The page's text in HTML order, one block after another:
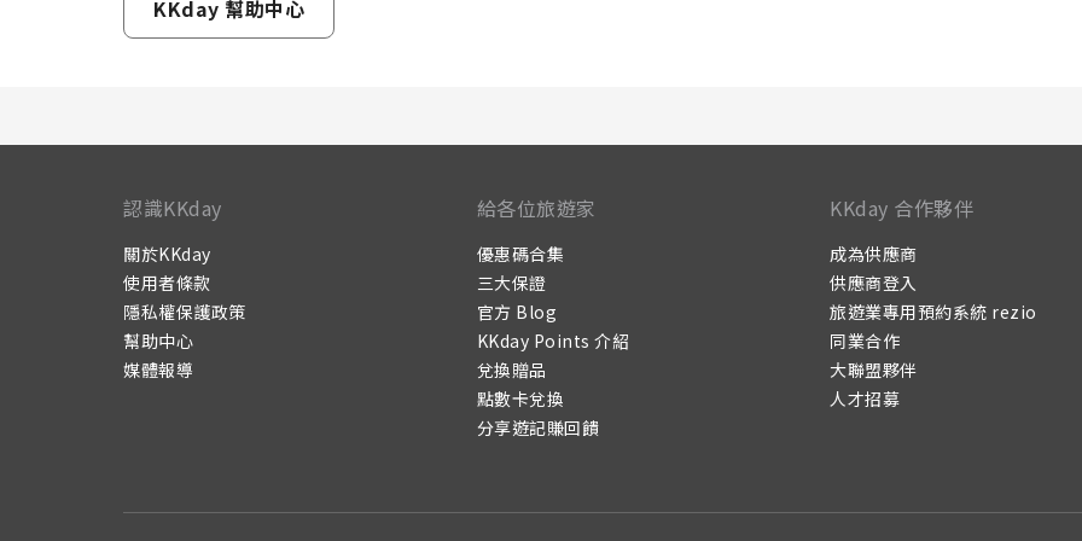
KKday 幫助中心
認識KKday
關於KKday
使用者條款
隱私權保護政策
幫助中心
媒體報導
給各位旅遊家
優惠碼合集
三大保證
官方 Blog
KKday Points 介紹
兌換贈品
點數卡兌換
分享遊記賺回饋
KKday 合作夥伴
成為供應商
供應商登入
旅遊業專用預約系統 rezio
同業合作
大聯盟夥伴
人才招募